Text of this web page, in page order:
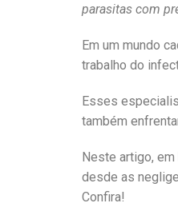
parasitas com
Em um mundo
trabalho do
Esses
também
Neste artigo,
desde as
Confira!